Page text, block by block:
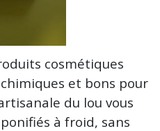
cosmétiques
et bons pour
du lou vous
à froid, sans